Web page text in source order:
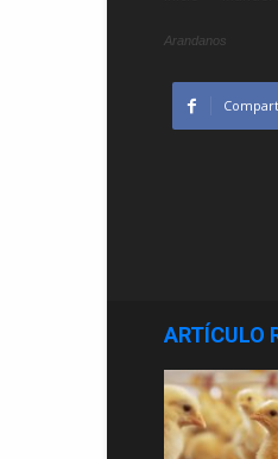
Arandanos
ARTÍCULO